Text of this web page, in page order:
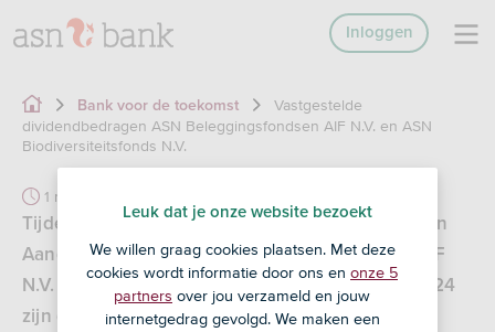
Inloggen
Bank voor de toekomst
Vastgestelde
dividendbedragen ASN Beleggingsfondsen AIF N.V. en ASN
Biodiversiteitsfonds N.V.
1 min
Tijdens de jaarlijkse Algemene Vergaderingen van
Aandeelhouders van ASN Beleggingsfondsen AIF
N.V. en ASN Biodiversiteitsfonds die op 4 juni 2024
zijn gehouden, zijn over het boekjaar 2023 de
Leuk dat je onze website bezoekt
We willen graag cookies plaatsen. Met deze
cookies wordt informatie door ons en onze 5
partners over jou verzameld en jouw
internetgedrag gevolgd. We maken een